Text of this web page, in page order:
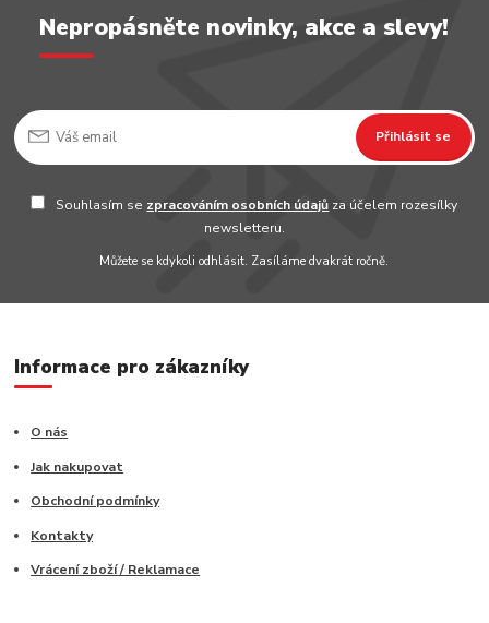
Nepropásněte novinky, akce a slevy!
Přihlásit se
Souhlasím se zpracováním osobních údajů za účelem rozesílky
newsletteru.
Můžete se kdykoli odhlásit. Zasíláme dvakrát ročně.
Informace pro zákazníky
O nás
Jak nakupovat
Obchodní podmínky
Kontakty
Vrácení zboží / Reklamace